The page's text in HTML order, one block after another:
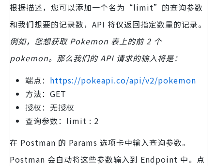
根据描述，您可以添加一个名为“limit”的查询参数
和我们想要的记录数，API 将仅返回指定数量的记录。
例如，您想获取 Pokemon 表上的前 2 个
pokemon。那么我们的 API 请求的输入将是：
端点： https://pokeapi.co/api/v2/pokemon
方法：GET
授权：无授权
查询参数：limit : 2
在 Postman 的 Params 选项卡中输入查询参数。
Postman 会自动将这些参数输入到 Endpoint 中。点